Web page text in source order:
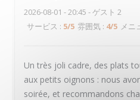
2026-08-01 - 20:45 - ゲスト 2
サービス : 5/5 雰囲気 : 4/5 メニ
Un très joli cadre, des plats
aux petits oignons : nous
soirée, et recommandons